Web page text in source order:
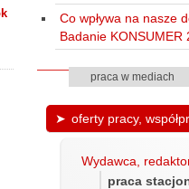
Co wpływa na nasze
Badanie KONSUMER
praca w mediach
oferty pracy,
Wydawca,
praca